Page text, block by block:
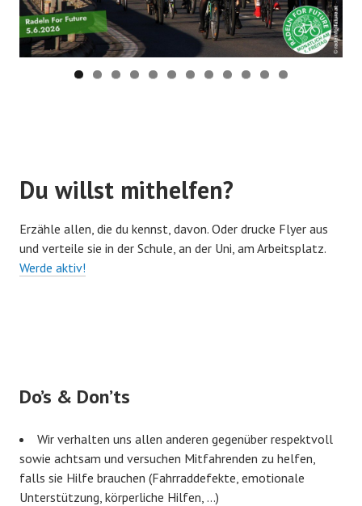
Du willst mithelfen?
Erzähle allen, die du kennst, davon. Oder drucke Flyer aus
und verteile sie in der Schule, an der Uni, am Arbeitsplatz.
Werde aktiv!
Do’s & Don’ts
Wir verhalten uns allen anderen gegenüber respektvoll
sowie achtsam und versuchen Mitfahrenden zu helfen,
falls sie Hilfe brauchen (Fahrraddefekte, emotionale
Unterstützung, körperliche Hilfen, …)